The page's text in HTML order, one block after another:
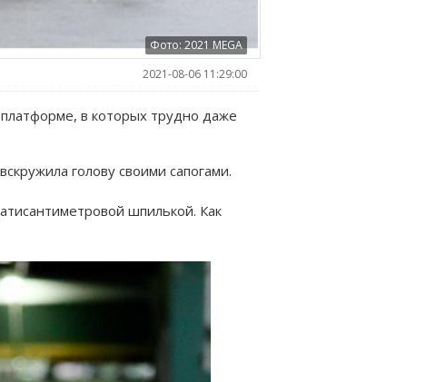
Фото: 2021 MEGA
2021-08-06 11:29:00
в которых трудно даже
голову своими сапогами.
шпилькой. Как